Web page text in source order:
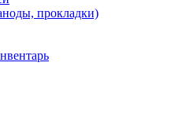
прокладки)